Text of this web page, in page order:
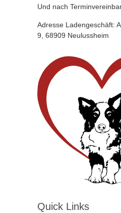
Und nach
Adresse Ladengeschäft:
9, 68909 Neulussheim
Quick Links